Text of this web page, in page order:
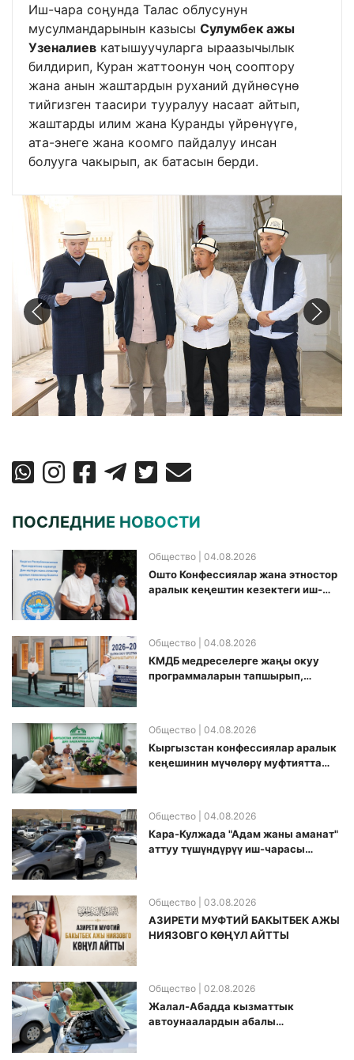
Иш-чара соңунда Талас облусунун
мусулмандарынын казысы Сулумбек ажы
Узеналиев катышуучуларга ыраазычылык
билдирип, Куран жаттоонун чоң сооптору
жана анын жаштардын руханий дүйнөсүнө
тийгизген таасири тууралуу насаат айтып,
жаштарды илим жана Куранды үйрөнүүгө,
ата-энеге жана коомго пайдалуу инсан
болууга чакырып, ак батасын берди.
ПОСЛЕДНИЕ НОВОСТИ
Общество | 04.08.2026
Ошто Конфессиялар жана этностор
аралык кеңештин кезектеги иш-
Общество | 04.08.2026
КМДБ медреселерге жаңы окуу
программаларын тапшырып,
Общество | 04.08.2026
Кыргызстан конфессиялар аралык
кеӊешинин мүчөлөрү муфтиятта
Общество | 04.08.2026
Кара-Кулжада "Адам жаны аманат"
аттуу түшүндүрүү иш-чарасы
Общество | 03.08.2026
АЗИРЕТИ МУФТИЙ БАКЫТБЕК АЖЫ
НИЯЗОВГО КӨҢҮЛ АЙТТЫ
Общество | 02.08.2026
Жалал-Абадда кызматтык
автоунаалардын абалы